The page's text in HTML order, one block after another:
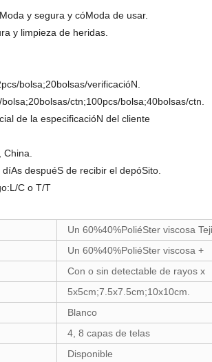
y segura y cóModa de usar.
y limpieza de heridas.
bolsa;20bolsas/verificacióN.
ctn;100pcs/bolsa;40bolsas/ctn.
de la especificacióN del cliente
despuéS de recibir el depóSito.
C o T/T
Un 60%40%PoliéSter viscosa
Un 60%40%PoliéSter viscosa +
Con o sin detectable de rayos x
5x5cm;7.5x7.5cm;10x10cm.
Blanco
4, 8 capas de telas
Disponible